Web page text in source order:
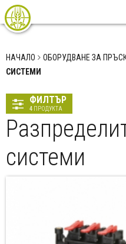
НАЧАЛО ОБОРУДВАНЕ ЗА
СИСТЕМИ
ФИЛТЪР
4 ПРОДУКТА
системи